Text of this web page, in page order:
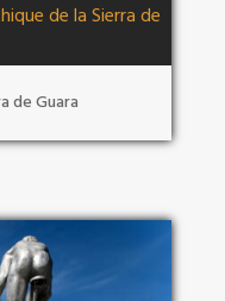
de la Sierra de
de Guara